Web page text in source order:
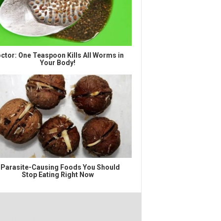
One Teaspoon Kills All Worms in
Your Body!
Causing Foods You Should
Stop Eating Right Now